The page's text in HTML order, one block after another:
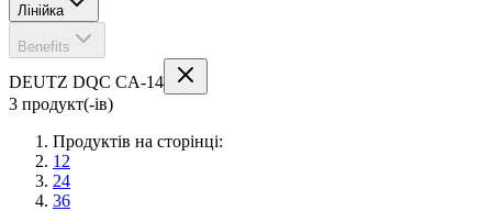
Лінійка
Benefits
DEUTZ DQC CA-14
3 продукт(-ів)
Продуктів на сторінці:
12
24
36